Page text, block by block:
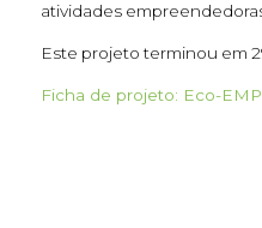
atividades
Este projeto terminou em
Ficha de projeto: Eco-